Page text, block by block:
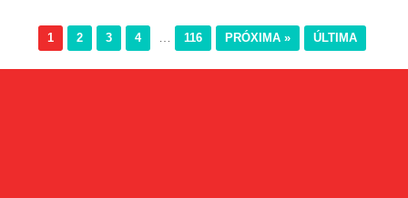
1 2 3 4 116 PRÓXIMA » ÚLTIMA